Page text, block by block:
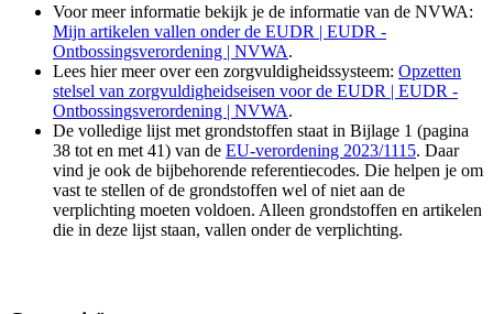
Voor meer informatie bekijk je de informatie van de NVWA:
Mijn artikelen vallen onder de EUDR | EUDR -
Ontbossingsverordening | NVWA.
Lees hier meer over een zorgvuldigheidssysteem: Opzetten
stelsel van zorgvuldigheidseisen voor de EUDR | EUDR -
Ontbossingsverordening | NVWA.
De volledige lijst met grondstoffen staat in Bijlage 1 (pagina
38 tot en met 41) van de EU-verordening 2023/1115. Daar
vind je ook de bijbehorende referentiecodes. Die helpen je om
vast te stellen of de grondstoffen wel of niet aan de
verplichting moeten voldoen. Alleen grondstoffen en artikelen
die in deze lijst staan, vallen onder de verplichting.